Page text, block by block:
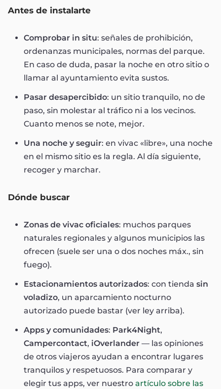
Antes de instalarte
Comprobar in situ: señales de prohibición,
ordenanzas municipales, normas del parque.
En caso de duda, pasar la noche en otro sitio o
llamar al ayuntamiento evita sustos.
Pasar desapercibido: un sitio tranquilo, no de
paso, sin molestar al tráfico ni a los vecinos.
Cuanto menos se note, mejor.
Una noche y seguir: en vivac «libre», una noche
en el mismo sitio es la regla. Al día siguiente,
recoger y marchar.
Dónde buscar
Zonas de vivac oficiales: muchos parques
naturales regionales y algunos municipios las
ofrecen (suele ser una o dos noches máx., sin
fuego).
Estacionamientos autorizados: con tienda sin
voladizo, un aparcamiento nocturno
autorizado puede bastar (ver ley arriba).
Apps y comunidades: Park4Night,
Campercontact, iOverlander — las opiniones
de otros viajeros ayudan a encontrar lugares
tranquilos y respetuosos. Para comparar y
elegir tus apps, ver nuestro artículo sobre las